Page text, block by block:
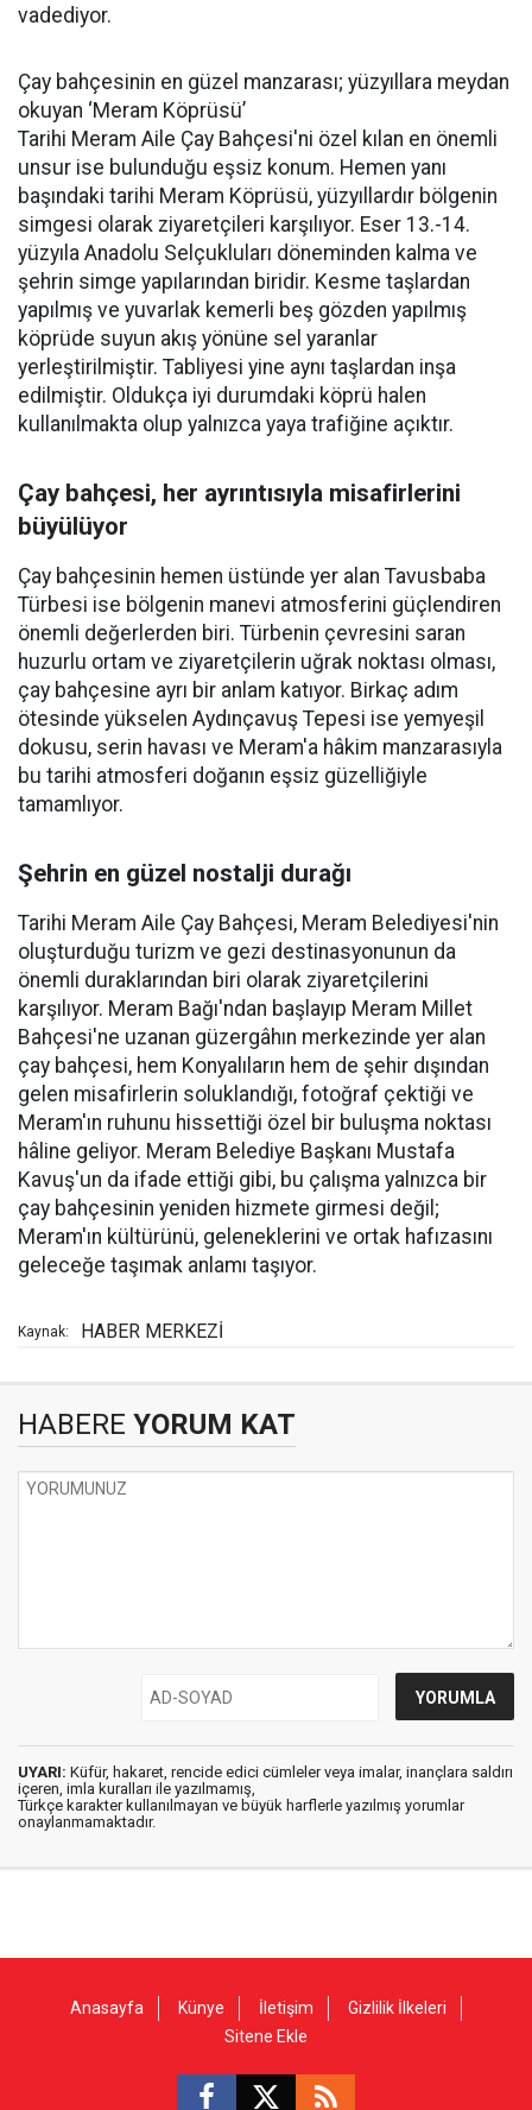
vadediyor.
Çay bahçesinin en güzel manzarası; yüzyıllara meydan
okuyan ‘Meram Köprüsü’
Tarihi Meram Aile Çay Bahçesi'ni özel kılan en önemli
unsur ise bulunduğu eşsiz konum. Hemen yanı
başındaki tarihi Meram Köprüsü, yüzyıllardır bölgenin
simgesi olarak ziyaretçileri karşılıyor. Eser 13.-14.
yüzyıla Anadolu Selçukluları döneminden kalma ve
şehrin simge yapılarından biridir. Kesme taşlardan
yapılmış ve yuvarlak kemerli beş gözden yapılmış
köprüde suyun akış yönüne sel yaranlar
yerleştirilmiştir. Tabliyesi yine aynı taşlardan inşa
edilmiştir. Oldukça iyi durumdaki köprü halen
kullanılmakta olup yalnızca yaya trafiğine açıktır.
Çay bahçesi, her ayrıntısıyla misafirlerini
büyülüyor
Çay bahçesinin hemen üstünde yer alan Tavusbaba
Türbesi ise bölgenin manevi atmosferini güçlendiren
önemli değerlerden biri. Türbenin çevresini saran
huzurlu ortam ve ziyaretçilerin uğrak noktası olması,
çay bahçesine ayrı bir anlam katıyor. Birkaç adım
ötesinde yükselen Aydınçavuş Tepesi ise yemyeşil
dokusu, serin havası ve Meram'a hâkim manzarasıyla
bu tarihi atmosferi doğanın eşsiz güzelliğiyle
tamamlıyor.
Şehrin en güzel nostalji durağı
Tarihi Meram Aile Çay Bahçesi, Meram Belediyesi'nin
oluşturduğu turizm ve gezi destinasyonunun da
önemli duraklarından biri olarak ziyaretçilerini
karşılıyor. Meram Bağı'ndan başlayıp Meram Millet
Bahçesi'ne uzanan güzergâhın merkezinde yer alan
çay bahçesi, hem Konyalıların hem de şehir dışından
gelen misafirlerin soluklandığı, fotoğraf çektiği ve
Meram'ın ruhunu hissettiği özel bir buluşma noktası
hâline geliyor. Meram Belediye Başkanı Mustafa
Kavuş'un da ifade ettiği gibi, bu çalışma yalnızca bir
çay bahçesinin yeniden hizmete girmesi değil;
Meram'ın kültürünü, geleneklerini ve ortak hafızasını
geleceğe taşımak anlamı taşıyor.
Kaynak: HABER MERKEZİ
HABERE YORUM KAT
UYARI: Küfür, hakaret, rencide edici cümleler veya imalar, inançlara saldırı
içeren, imla kuralları ile yazılmamış,
Türkçe karakter kullanılmayan ve büyük harflerle yazılmış yorumlar
onaylanmamaktadır.
Anasayfa Künye İletişim
Gizlilik İlkeleri
Sitene Ekle